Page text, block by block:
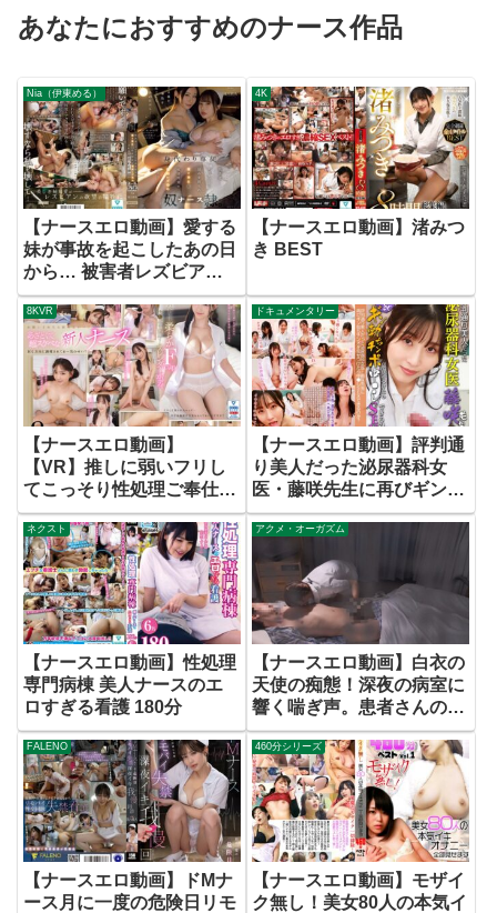
あなたにおすすめのナース作品
Nia（伊東める）
【ナースエロ動画】愛する
妹が事故を起こしたあの日
から… 被害者レズビアン
に弱みを握られ嫌々奉仕＆
敏感開発で強●レズ染めさ
れる身代わり専従ナース奴
●。 Nia 流川莉央
4K
【ナースエロ動画】渚みつ
き BEST
8KVR
【ナースエロ動画】
【VR】推しに弱いフリし
てこっそり性処理ご奉仕し
てくれるあざと可愛い新人
ナースと濃密えちえち入院
性活 三田真鈴
ドキュメンタリー
【ナースエロ動画】評判通
り美人だった泌尿器科女
医・藤咲先生に再びギン勃
ちチンポを見せつけたら中
●しSEXできるのか？
ネクスト
【ナースエロ動画】性処理
専門病棟 美人ナースのエ
ロすぎる看護 180分
アクメ・オーガズム
【ナースエロ動画】白衣の
天使の痴態！深夜の病室に
響く喘ぎ声。患者さんのた
めなら身体も張る献身的ナ
ース
FALENO
【ナースエロ動画】ドMナ
ース月に一度の危険日リモ
460分シリーズ
【ナースエロ動画】モザイ
ク無し！美女80人の本気イ